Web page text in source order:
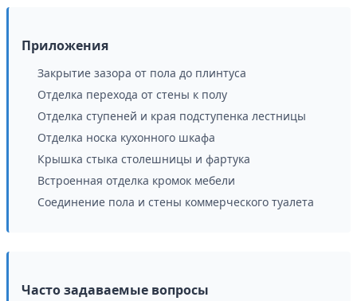
Приложения
Закрытие зазора от пола до плинтуса
Отделка перехода от стены к полу
Отделка ступеней и края подступенка лестницы
Отделка носка кухонного шкафа
Крышка стыка столешницы и фартука
Встроенная отделка кромок мебели
Соединение пола и стены коммерческого туалета
Часто задаваемые вопросы